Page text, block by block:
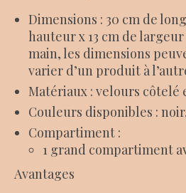
Dimensions : 30 cm de
hauteur x 13 cm de
main, les dimensions
varier d’un produit à
Matériaux : velours
Couleurs disponibles :
Compartiment :
1 grand compartiment
Avantages